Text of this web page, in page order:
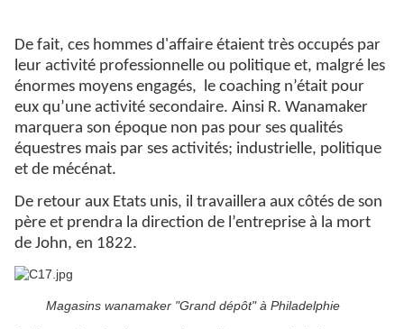
De fait, ces hommes d'affaire étaient très occupés par
leur activité professionnelle ou politique et, malgré les
énormes moyens engagés, le coaching n’était pour
eux qu’une activité secondaire. Ainsi R. Wanamaker
marquera son époque non pas pour ses qualités
équestres mais par ses activités; industrielle, politique
et de mécénat.
De retour aux Etats unis, il travaillera aux côtés de son
père et prendra la direction de l’entreprise à la mort
de John, en 1822.
Magasins wanamaker "Grand dépôt" à Philadelphie